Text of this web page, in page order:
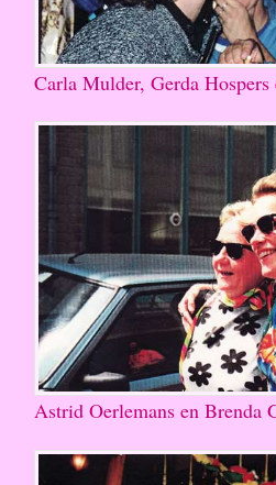
Carla Mulder, Gerda
Astrid Oerlemans en Brenda